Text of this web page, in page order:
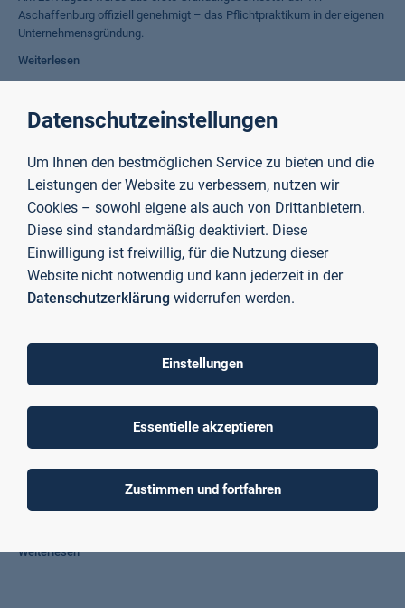
Aschaffenburg offiziell genehmigt – das Pflichtpraktikum in der eigenen
Unternehmensgründung.
Weiterlesen
10.000 Euro für die praxisorientierte wissenschaftliche
Software im Labor für Wirtschaftsinformatik der Technischen
finanziert
Neue Wege in der MINT-Bildung in Kooperation mit
TH Aschaffenburg und zwei weitere Verbundpartner erhalten
Fördermittel für das Bildungsprojekt „MINTbayU“
Weiterlesen
Dritte japanische Partnerhochschule für die TH AB
Abkommen mit der renommierten Aoyama Gaguin University
Weiterlesen
Datenschutzeinstellungen
Um Ihnen den bestmöglichen Service zu bieten und die
Leistungen der Website zu verbessern, nutzen wir
Cookies – sowohl eigene als auch von Drittanbietern.
Diese sind standardmäßig deaktiviert. Diese
Einwilligung ist freiwillig, für die Nutzung dieser
Website nicht notwendig und kann jederzeit in der
Datenschutzerklärung widerrufen werden.
Einstellungen
Essentielle akzeptieren
Zustimmen und fortfahren